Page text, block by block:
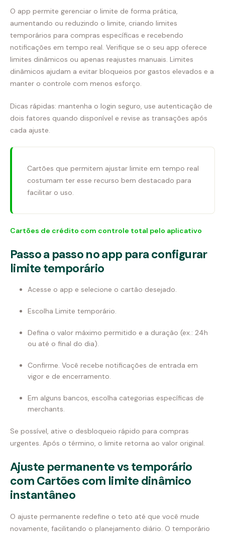
O app permite gerenciar o limite de forma prática,
aumentando ou reduzindo o limite, criando limites
temporários para compras específicas e recebendo
notificações em tempo real. Verifique se o seu app oferece
limites dinâmicos ou apenas reajustes manuais. Limites
dinâmicos ajudam a evitar bloqueios por gastos elevados e a
manter o controle com menos esforço.
Dicas rápidas: mantenha o login seguro, use autenticação de
dois fatores quando disponível e revise as transações após
cada ajuste.
Cartões que permitem ajustar limite em tempo real
costumam ter esse recurso bem destacado para
facilitar o uso.
Cartões de crédito com controle total pelo aplicativo
Passo a passo no app para configurar
limite temporário
Acesse o app e selecione o cartão desejado.
Escolha Limite temporário.
Defina o valor máximo permitido e a duração (ex.: 24h
ou até o final do dia).
Confirme. Você recebe notificações de entrada em
vigor e de encerramento.
Em alguns bancos, escolha categorias específicas de
merchants.
Se possível, ative o desbloqueio rápido para compras
urgentes. Após o término, o limite retorna ao valor original.
Ajuste permanente vs temporário
com Cartões com limite dinâmico
instantâneo
O ajuste permanente redefine o teto até que você mude
novamente, facilitando o planejamento diário. O temporário